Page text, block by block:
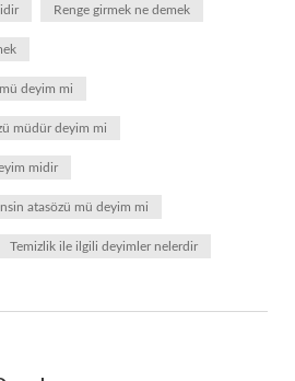
Renge girmek ne demek
deyim mi
müdür deyim mi
midir
atasözü mü deyim mi
Temizlik ile ilgili deyimler nelerdir